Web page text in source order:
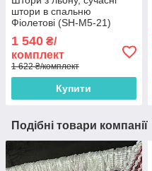
штори в спальню
Фіолетові (SH-M5-21)
1 540 ₴/
комплект
1 622 ₴/комплект
Купити
Подібні товари компанії